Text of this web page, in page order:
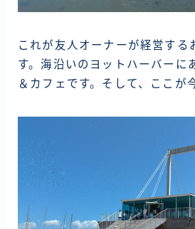
これが友人オーナーが経営する
す。海沿いのヨットハーバーに
＆カフェです。そして、ここが